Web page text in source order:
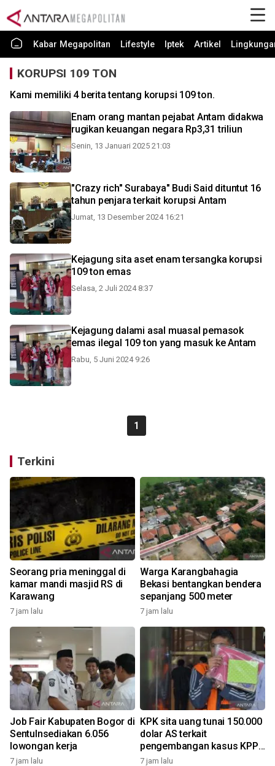
Kabar Megapolitan Lifestyle Iptek Artikel
KORUPSI 109 TON
Kami memiliki 4 berita tentang korupsi 109 ton.
Enam orang mantan pejabat Antam didakwa
rugikan keuangan negara Rp3,31 triliun
Senin, 13 Januari 2025 21:03
"Crazy rich" Surabaya" Budi Said dituntut 16
tahun penjara terkait korupsi Antam
Jumat, 13 Desember 2024 16:21
Kejagung sita aset enam tersangka korupsi
109 ton emas
Selasa, 2 Juli 2024 8:37
Kejagung dalami asal muasal pemasok
emas ilegal 109 ton yang masuk ke Antam
Rabu, 5 Juni 2024 9:26
1
Terkini
Seorang pria meninggal di
kamar mandi masjid RS di
Karawang
7 jam lalu
Warga Karangbahagia
Bekasi bentangkan bendera
sepanjang 500 meter
7 jam lalu
Job Fair Kabupaten Bogor di
Sentulnsediakan 6.056
lowongan kerja
7 jam lalu
KPK sita uang tunai 150.000
dolar AS terkait
pengembangan kasus KPP
Banjarmasin
7 jam lalu